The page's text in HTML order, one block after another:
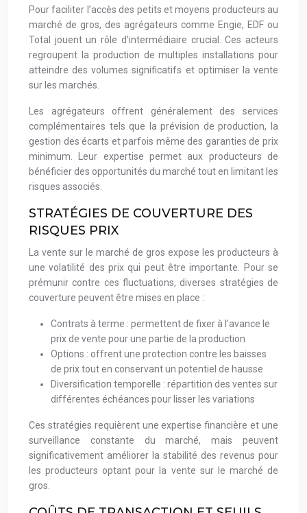
Pour faciliter l’accès des petits et moyens producteurs au
marché de gros, des agrégateurs comme Engie, EDF ou
Total jouent un rôle d’intermédiaire crucial. Ces acteurs
regroupent la production de multiples installations pour
atteindre des volumes significatifs et optimiser la vente
sur les marchés.
Les agrégateurs offrent généralement des services
complémentaires tels que la prévision de production, la
gestion des écarts et parfois même des garanties de prix
minimum. Leur expertise permet aux producteurs de
bénéficier des opportunités du marché tout en limitant les
risques associés.
STRATÉGIES DE COUVERTURE DES
RISQUES PRIX
La vente sur le marché de gros expose les producteurs à
une volatilité des prix qui peut être importante. Pour se
prémunir contre ces fluctuations, diverses stratégies de
couverture peuvent être mises en place :
Contrats à terme : permettent de fixer à l’avance le
prix de vente pour une partie de la production
Options : offrent une protection contre les baisses
de prix tout en conservant un potentiel de hausse
Diversification temporelle : répartition des ventes sur
différentes échéances pour lisser les variations
Ces stratégies requièrent une expertise financière et une
surveillance constante du marché, mais peuvent
significativement améliorer la stabilité des revenus pour
les producteurs optant pour la vente sur le marché de
gros.